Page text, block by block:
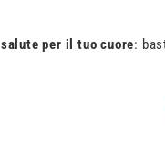
salute per il tuo cuore: